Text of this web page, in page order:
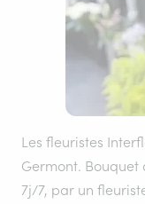
Les fleuristes
Germont. Bouquet
7j/7, par un